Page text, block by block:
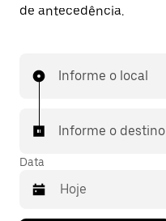
de antecedência.
Informe o local
Informe o destino
Data